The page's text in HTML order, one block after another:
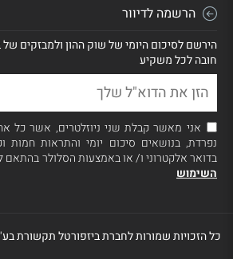
הרשמה לדיוור
הירשם לסיכום היומי של שוק ההון ולמבזקים של
חובה לכל משקיע
אני מאשר קבלת שני ניוזלטרים, אשר כל
נפרדת, בנושאים סיכום יומי והתראות חמות
בדואר אלקטרוני ו/ או באמצעות הסלולר בהתאם
השימוש
כל הזכויות שמורות לחברת ביזפורטל תקשורת